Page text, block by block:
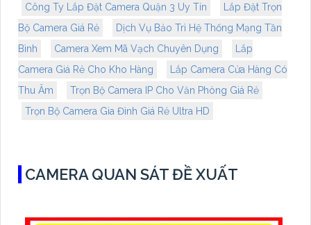
Công Ty Lắp Đặt Camera Quận 3 Uy Tín
Lắp Đặt Trọn
Bộ Camera Giá Rẻ
Dịch Vụ Bảo Trì Hệ Thống Mạng Tần
Bình
Camera Xem Mã Vạch Chuyên Dụng
Lắp
Camera Giá Rẻ Cho Kho Hàng
Lắp Camera Cửa Hàng Có
Thu Âm
Trọn Bộ Camera IP Cho Văn Phòng Giá Rẻ
Trọn Bộ Camera Gia Đình Giá Rẻ Ultra HD
CAMERA QUAN SÁT ĐỀ XUẤT